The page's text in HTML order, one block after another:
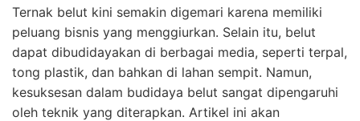
Ternak belut kini semakin digemari karena memiliki
peluang bisnis yang menggiurkan. Selain itu, belut
dapat dibudidayakan di berbagai media, seperti terpal,
tong plastik, dan bahkan di lahan sempit. Namun,
kesuksesan dalam budidaya belut sangat dipengaruhi
oleh teknik yang diterapkan. Artikel ini akan